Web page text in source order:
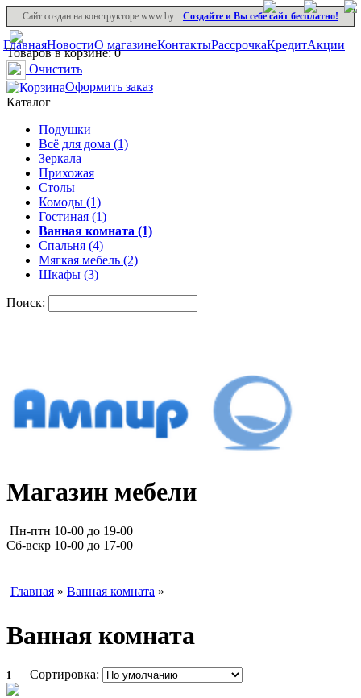
Сайт создан на конструкторе www.by. Создайте и Вы себе сайт бесплатно!
ГлавнаяНовостиО магазинеКонтактыРассрочкаКредитАкции
Товаров в корзине: 0
Очистить
Оформить заказ
Каталог
Подушки
Всё для дома (1)
Зеркала
Прихожая
Столы
Комоды (1)
Гостиная (1)
Ванная комната (1)
Спальня (4)
Мягкая мебель (2)
Шкафы (3)
Поиск:
Магазин мебели
Пн-птн 10-00 до 19-00
Сб-вскр 10-00 до 17-00
Главная » Ванная комната »
Ванная комната
1 Сортировка: